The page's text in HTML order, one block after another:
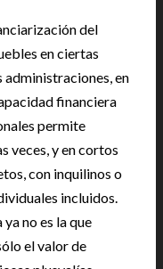
del
en ciertas
administraciones, en
financiera
permite
veces, y en cortos
con inquilinos o
incluidos.
no es la que
el valor de